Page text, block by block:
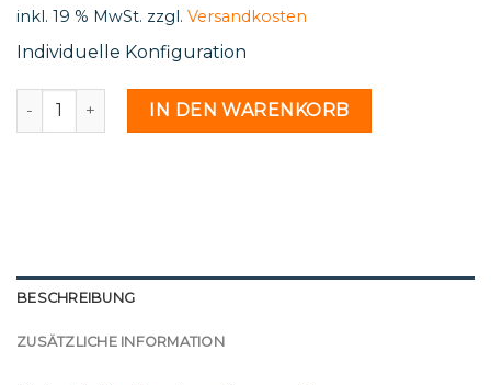
inkl. 19 % MwSt. zzgl. Versandkosten
Individuelle Konfiguration
St 92 24 - 2211609 MengeIN DEN WARENKORB
BESCHREIBUNG
ZUSÄTZLICHE INFORMATION